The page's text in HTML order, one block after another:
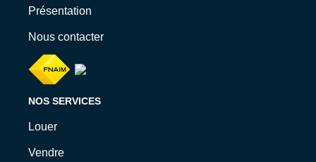
Présentation
Nous contacter
NOS SERVICES
Louer
Vendre